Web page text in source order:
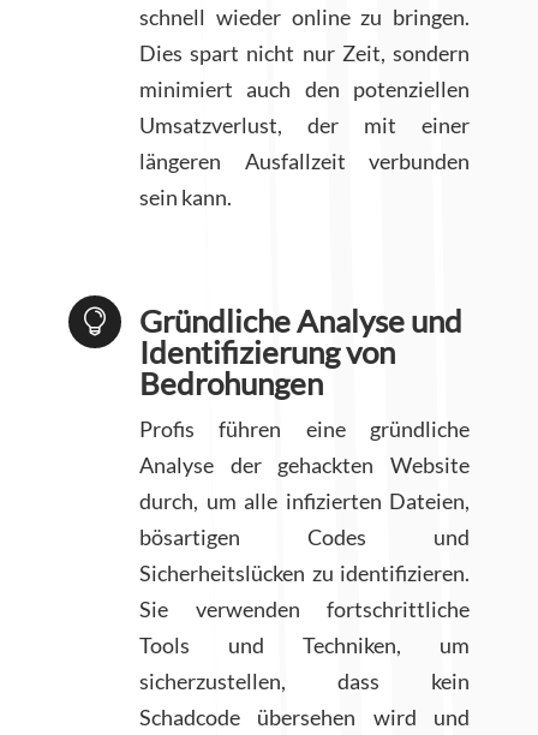
schnell wieder online zu bringen.
Dies spart nicht nur Zeit, sondern
minimiert auch den potenziellen
Umsatzverlust, der mit einer
längeren Ausfallzeit verbunden
sein kann.

Gründliche Analyse und
Identifizierung von
Bedrohungen
Profis führen eine gründliche
Analyse der gehackten Website
durch, um alle infizierten Dateien,
bösartigen Codes und
Sicherheitslücken zu identifizieren.
Sie verwenden fortschrittliche
Tools und Techniken, um
sicherzustellen, dass kein
Schadcode übersehen wird und